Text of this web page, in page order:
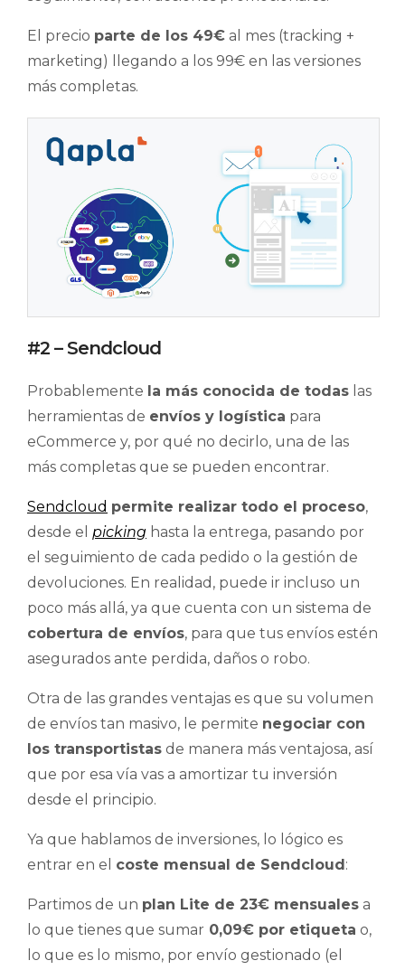
El precio parte de los 49€ al mes (tracking +
marketing) llegando a los 99€ en las versiones
más completas.
#2 – Sendcloud
Probablemente la más conocida de todas las
herramientas de envíos y logística para
eCommerce y, por qué no decirlo, una de las
más completas que se pueden encontrar.
Sendcloud permite realizar todo el proceso,
desde el picking hasta la entrega, pasando por
el seguimiento de cada pedido o la gestión de
devoluciones. En realidad, puede ir incluso un
poco más allá, ya que cuenta con un sistema de
cobertura de envíos, para que tus envíos estén
asegurados ante perdida, daños o robo.
Otra de las grandes ventajas es que su volumen
de envíos tan masivo, le permite negociar con
los transportistas de manera más ventajosa, así
que por esa vía vas a amortizar tu inversión
desde el principio.
Ya que hablamos de inversiones, lo lógico es
entrar en el coste mensual de Sendcloud:
Partimos de un plan Lite de 23€ mensuales a
lo que tienes que sumar 0,09€ por etiqueta o,
lo que es lo mismo, por envío gestionado (el